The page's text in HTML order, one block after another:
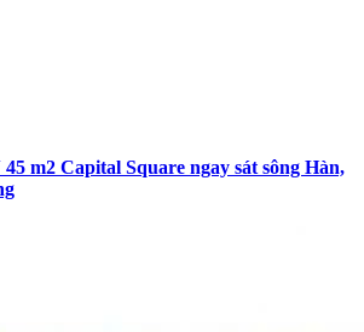
m2 Capital Square ngay sát sông Hàn,